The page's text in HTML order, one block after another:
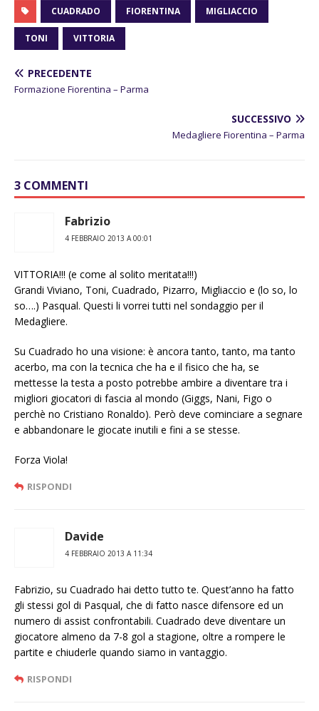
CUADRADO FIORENTINA MIGLIACCIO
TONI VITTORIA
PRECEDENTE
Formazione Fiorentina – Parma
SUCCESSIVO
Medagliere Fiorentina – Parma
3 COMMENTI
Fabrizio
4 FEBBRAIO 2013 A 00:01
VITTORIA!!! (e come al solito meritata!!!)
Grandi Viviano, Toni, Cuadrado, Pizarro, Migliaccio e (lo so, lo
so….) Pasqual. Questi li vorrei tutti nel sondaggio per il
Medagliere.
Su Cuadrado ho una visione: è ancora tanto, tanto, ma tanto
acerbo, ma con la tecnica che ha e il fisico che ha, se
mettesse la testa a posto potrebbe ambire a diventare tra i
migliori giocatori di fascia al mondo (Giggs, Nani, Figo o
perchè no Cristiano Ronaldo). Però deve cominciare a segnare
e abbandonare le giocate inutili e fini a se stesse.
Forza Viola!
RISPONDI
Davide
4 FEBBRAIO 2013 A 11:34
Fabrizio, su Cuadrado hai detto tutto te. Quest’anno ha fatto
gli stessi gol di Pasqual, che di fatto nasce difensore ed un
numero di assist confrontabili. Cuadrado deve diventare un
giocatore almeno da 7-8 gol a stagione, oltre a rompere le
partite e chiuderle quando siamo in vantaggio.
RISPONDI